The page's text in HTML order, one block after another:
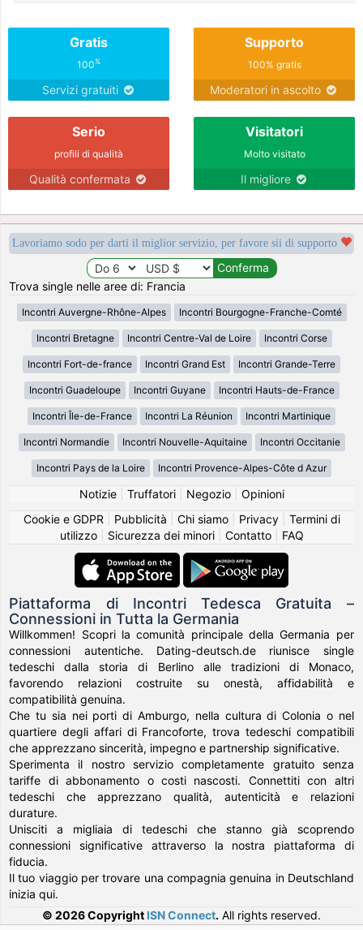
Gratis
100%
Servizi gratuiti
Supporto
100% gratis
Moderatori in ascolto
Serio
profili di qualità
Qualità confermata
Visitatori
Molto visitato
Il migliore
Lavoriamo sodo per darti il miglior servizio, per favore sii di supporto
Trova single nelle aree di: Francia
Incontri Auvergne-Rhône-Alpes Incontri Bourgogne-Franche-Comté
Incontri Bretagne Incontri Centre-Val de Loire Incontri Corse
Incontri Fort-de-france Incontri Grand Est Incontri Grande-Terre
Incontri Guadeloupe Incontri Guyane Incontri Hauts-de-France
Incontri Île-de-France Incontri La Réunion Incontri Martinique
Incontri Normandie Incontri Nouvelle-Aquitaine Incontri Occitanie
Incontri Pays de la Loire Incontri Provence-Alpes-Côte d Azur
Notizie| Truffatori| Negozio| Opinioni
Cookie e GDPR
Pubblicità Chi siamo| Privacy| Termini di
utilizzo| Sicurezza dei minori| Contatto| FAQ
Piattaforma di Incontri Tedesca Gratuita –
Connessioni in Tutta la Germania
Willkommen! Scopri la comunità principale della Germania per
connessioni autentiche. Dating-deutsch.de riunisce single
tedeschi dalla storia di Berlino alle tradizioni di Monaco,
favorendo relazioni costruite su onestà, affidabilità e
compatibilità genuina.
Che tu sia nei porti di Amburgo, nella cultura di Colonia o nel
quartiere degli affari di Francoforte, trova tedeschi compatibili
che apprezzano sincerità, impegno e partnership significative.
Sperimenta il nostro servizio completamente gratuito senza
tariffe di abbonamento o costi nascosti. Connettiti con altri
tedeschi che apprezzano qualità, autenticità e relazioni
durature.
Unisciti a migliaia di tedeschi che stanno già scoprendo
connessioni significative attraverso la nostra piattaforma di
fiducia.
Il tuo viaggio per trovare una compagnia genuina in Deutschland
inizia qui.
© 2026 Copyright ISN Connect. All rights reserved.